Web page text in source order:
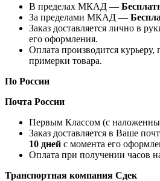
В пределах МКАД —
За пределами МКАД —
Заказ доставляется лично в
его оформления.
Оплата производится курьеру,
примерки товара.
По России
Почта России
Первым Классом (с
Заказ доставляется в Ваше
10 дней с момента его
Оплата при получении часов
Транспортная компания Сдек